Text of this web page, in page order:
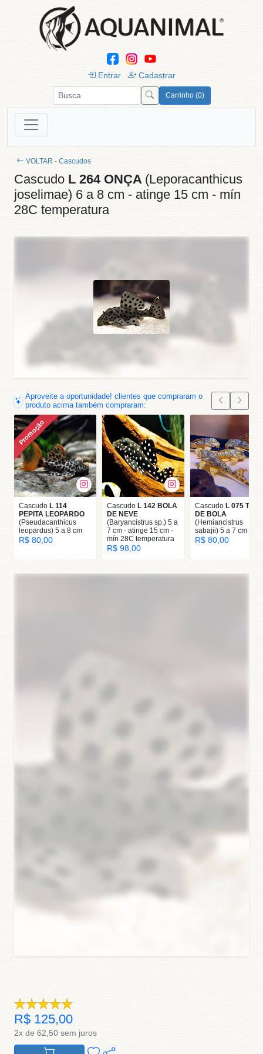
Entrar Cadastrar
Carrinho (0)
VOLTAR - Cascudos
Cascudo L 264 ONÇA (Leporacanthicus
joselimae) 6 a 8 cm - atinge 15 cm - mín
28C temperatura
Aproveite a oportunidade! clientes que compraram o
produto acima também compraram:
Promoção
Cascudo L 114
PEPITA LEOPARDO
(Pseudacanthicus
leopardus) 5 a 8 cm
R$ 80,00
Cascudo L 142 BOLA
DE NEVE
(Baryancistrus sp.) 5 a
7 cm - atinge 15 cm -
mín 28C temperatura
R$ 98,00
Cascudo L 075
DE BOLA
(Hemiancistrus
sabajii) 5 a 7 cm
R$ 80,00
R$ 125,00
2x de 62,50 sem juros